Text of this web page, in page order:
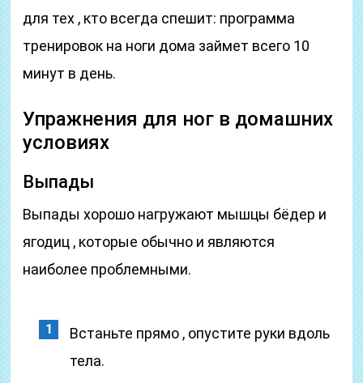
для тех , кто всегда спешит: программа
тренировок на ноги дома займет всего 10
минут в день.
Упражнения для ног в домашних
условиях
Выпады
Выпады хорошо нагружают мышцы бёдер и
ягодиц , которые обычно и являются
наиболее проблемными.
Встаньте прямо , опустите руки вдоль
тела.